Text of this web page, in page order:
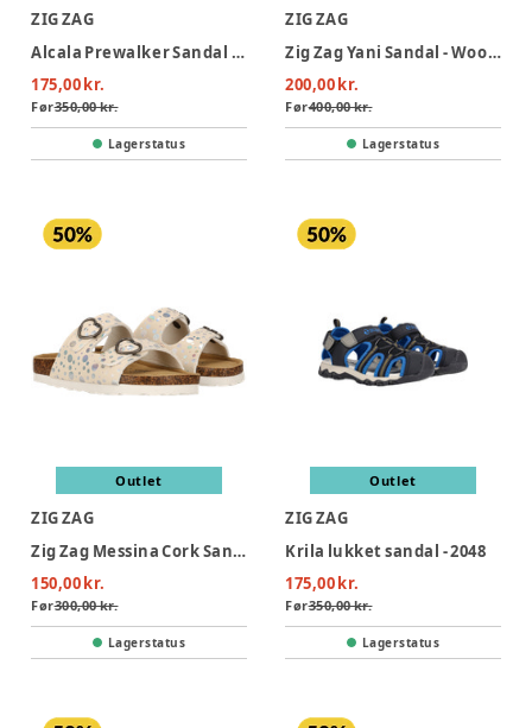
ZIG ZAG
Alcala Prewalker Sandal - Tea
175,00 kr.
Før350,00 kr.
Lagerstatus
ZIG ZAG
Zig Zag Yani Sandal - Woodrose
200,00 kr.
Før400,00 kr.
Lagerstatus
Outlet
ZIG ZAG
Zig Zag Messina Cork Sandal - Marshmallow
150,00 kr.
Før300,00 kr.
Lagerstatus
Outlet
ZIG ZAG
Krila lukket sandal - 2048
175,00 kr.
Før350,00 kr.
Lagerstatus